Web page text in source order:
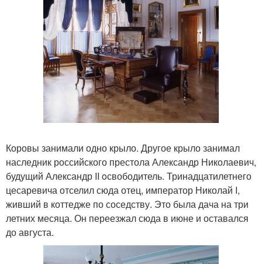
Коровы занимали одно крыло. Другое крыло занимал
наследник российского престола Александр Николаевич,
будущий Александр II oсвободитель. Тринадцатилетнего
цесаревича отселил сюда отец, император Николай I,
живший в коттедже по соседству. Это была дача на три
летних месяца. Он переезжал сюда в июне и оставался
до августа.